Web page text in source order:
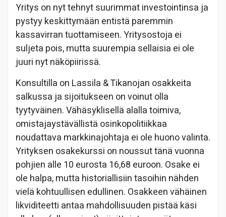
Yritys on nyt tehnyt suurimmat investointinsa ja
pystyy keskittymään entistä paremmin
kassavirran tuottamiseen. Yritysostoja ei
suljeta pois, mutta suurempia sellaisia ei ole
juuri nyt näköpiirissä.
Konsultilla on Lassila & Tikanojan osakkeita
salkussa ja sijoitukseen on voinut olla
tyytyväinen. Vähäsyklisellä alalla toimiva,
omistajaystävällistä osinkopolitiikkaa
noudattava markkinajohtaja ei ole huono valinta.
Yrityksen osakekurssi on noussut tänä vuonna
pohjien alle 10 eurosta 16,68 euroon. Osake ei
ole halpa, mutta historiallisiin tasoihin nähden
vielä kohtuullisen edullinen. Osakkeen vähäinen
likviditeetti antaa mahdollisuuden pistää käsi